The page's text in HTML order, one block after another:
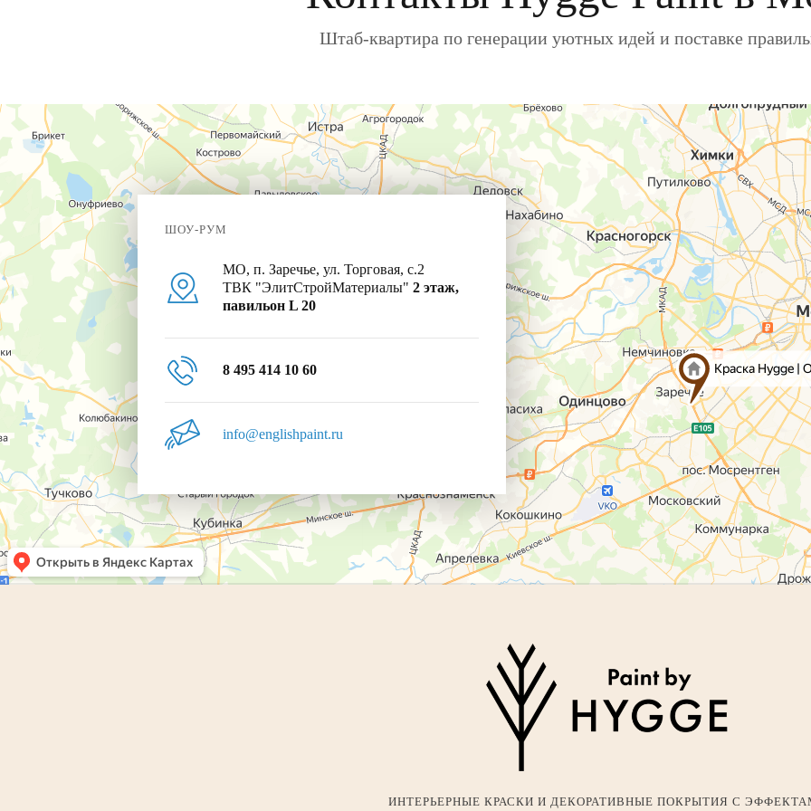
Штаб-квартира по генерации уютных идей и поставке
ШОУ-РУМ
МО, п. Заречье, ул. Торговая, с.2
ТВК "ЭлитСтройМатериалы" 2 этаж,
павильон L 20
8 495 414 10 60
info@englishpaint.ru
ИНТЕРЬЕРНЫЕ КРАСКИ И ДЕКОРАТИВНЫЕ ПОКРЫТИЯ С